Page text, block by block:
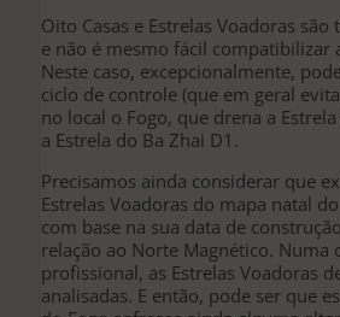
Oito Casas e Estrelas Voadoras são
e não é mesmo fácil compatibilizar
Neste caso, excepcionalmente,
ciclo de controle (que em geral
no local o Fogo, que drena a
a Estrela do Ba Zhai D1.
Precisamos ainda considerar que
Estrelas Voadoras do mapa natal
com base na sua data de
relação ao Norte Magnético. Numa
profissional, as Estrelas Voadoras
analisadas. E então, pode ser que